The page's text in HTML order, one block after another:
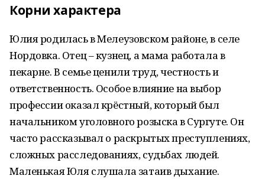
Корни характера
Юлия родилась в Мелеузовском районе, в селе
Нордовка. Отец – кузнец, а мама работала в
пекарне. В семье ценили труд, честность и
ответственность. Особое влияние на выбор
профессии оказал крёстный, который был
начальником уголовного розыска в Сургуте. Он
часто рассказывал о раскрытых преступлениях,
сложных расследованиях, судьбах людей.
Маленькая Юля слушала затаив дыхание.